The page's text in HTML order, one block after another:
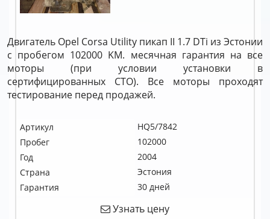
Двигатель Opel Corsa Utility пикап II 1.7 DTi из Эстонии
с пробегом 102000 KM. месячная гарантия на все
моторы (при условии установки в
сертифицированных СТО). Все моторы проходят
тестирование перед продажей.
Артикул
HQ5/7842
Пробег
102000
Год
2004
Страна
Эстония
Гарантия
30 дней
Узнать цену